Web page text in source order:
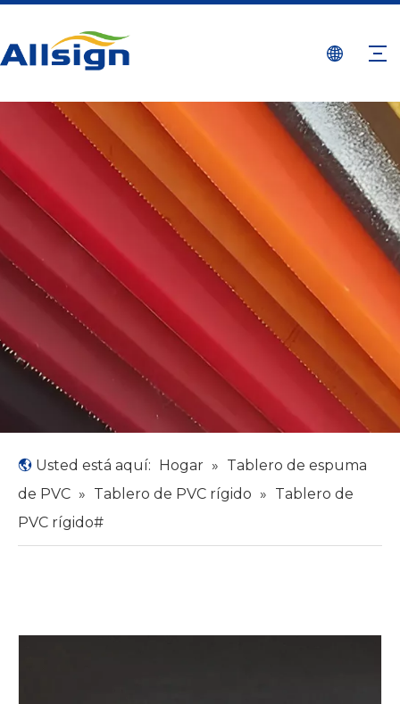
Usted está aquí: Hogar » Tablero de espuma
de PVC » Tablero de PVC rígido » Tablero de
PVC rígido#